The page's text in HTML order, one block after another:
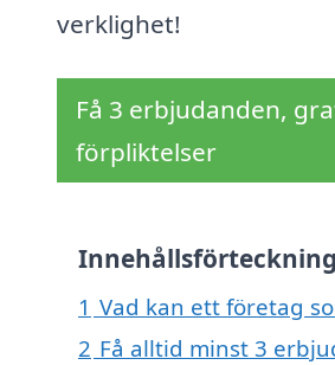
verklighet!
Få 3 erbjudanden,
förpliktelser
Innehållsförteckning
1 Vad kan ett företag
2 Få alltid minst 3